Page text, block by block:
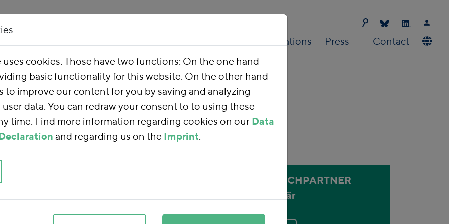
Publications Press Contact
Reform
Reform
a sustainable
subsidies that
placing our tax
ANSPRECHPARTNER
Holger Bär
uses cookies. Those have two functions: On the one hand
basic functionality for this website. On the other hand
to improve our content for you by saving and analyzing
data. You can redraw your consent to to using these
time. Find more information regarding cookies on our Data
and regarding us on the Imprint.